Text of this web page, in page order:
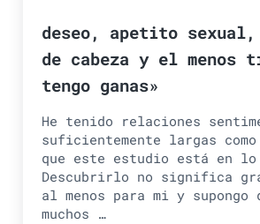
deseo, apetito
de cabeza y el menos
tengo ganas»
He tenido relaciones
suficientemente largas
que este estudio está en
Descubrirlo no significa
al menos para mi y supongo
muchos …